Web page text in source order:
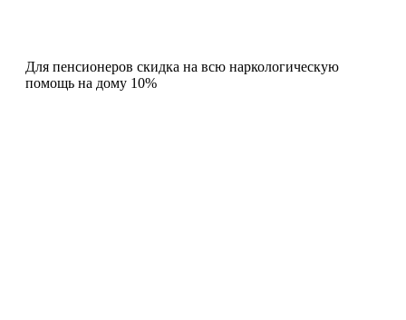
Для пенсионеров скидка на всю наркологическую
помощь на дому 10%